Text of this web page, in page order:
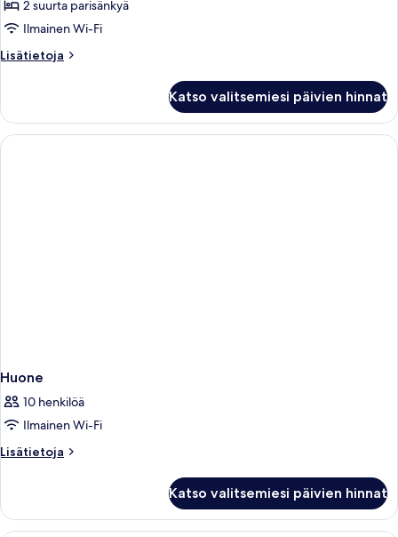
2 suurta parisänkyä
Ilmainen Wi-Fi
Lisätietoja
Lisätietoja
useita
sänkyjä
Katso valitsemiesi päivien hinnat
Huone
10 henkilöä
Ilmainen Wi-Fi
Lisätietoja
Lisätietoja
Katso valitsemiesi päivien hinnat